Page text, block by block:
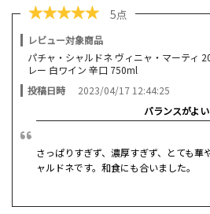
★★★★★ 5点
レビュー対象商品
パチャ・シャルドネ ヴィニャ・マーティ
レー 白ワイン 辛口 750ml
投稿日時
2023/04/17 12:44:25
バランスがよい
さっぱりすぎず、濃厚すぎず、とても華
ャルドネです。和食にも合いました。